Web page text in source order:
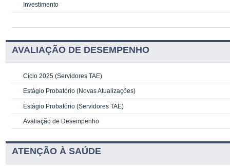
Investimento
AVALIAÇÃO DE DESEMPENHO
Ciclo 2025 (Servidores TAE)
Estágio Probatório (Novas Atualizações)
Estágio Probatório (Servidores TAE)
Avaliação de Desempenho
ATENÇÃO À SAÚDE